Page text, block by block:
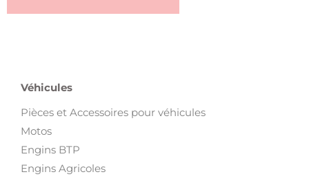
Véhicules
Pièces et Accessoires pour véhicules
Motos
Engins BTP
Engins Agricoles